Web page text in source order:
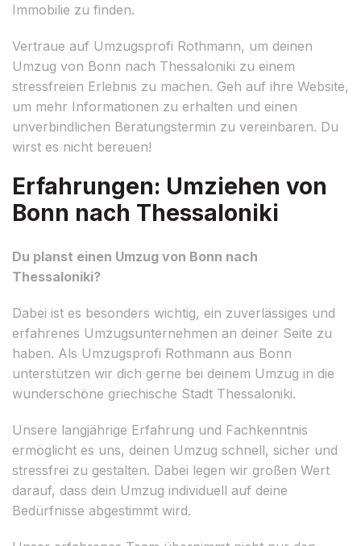
Immobilie zu finden.
Vertraue auf Umzugsprofi Rothmann, um deinen
Umzug von Bonn nach Thessaloniki zu einem
stressfreien Erlebnis zu machen. Geh auf ihre Website,
um mehr Informationen zu erhalten und einen
unverbindlichen Beratungstermin zu vereinbaren. Du
wirst es nicht bereuen!
Erfahrungen: Umziehen von
Bonn nach Thessaloniki
Du planst einen Umzug von Bonn nach
Thessaloniki?
Dabei ist es besonders wichtig, ein zuverlässiges und
erfahrenes Umzugsunternehmen an deiner Seite zu
haben. Als Umzugsprofi Rothmann aus Bonn
unterstützen wir dich gerne bei deinem Umzug in die
wunderschöne griechische Stadt Thessaloniki.
Unsere langjährige Erfahrung und Fachkenntnis
ermöglicht es uns, deinen Umzug schnell, sicher und
stressfrei zu gestalten. Dabei legen wir großen Wert
darauf, dass dein Umzug individuell auf deine
Bedürfnisse abgestimmt wird.